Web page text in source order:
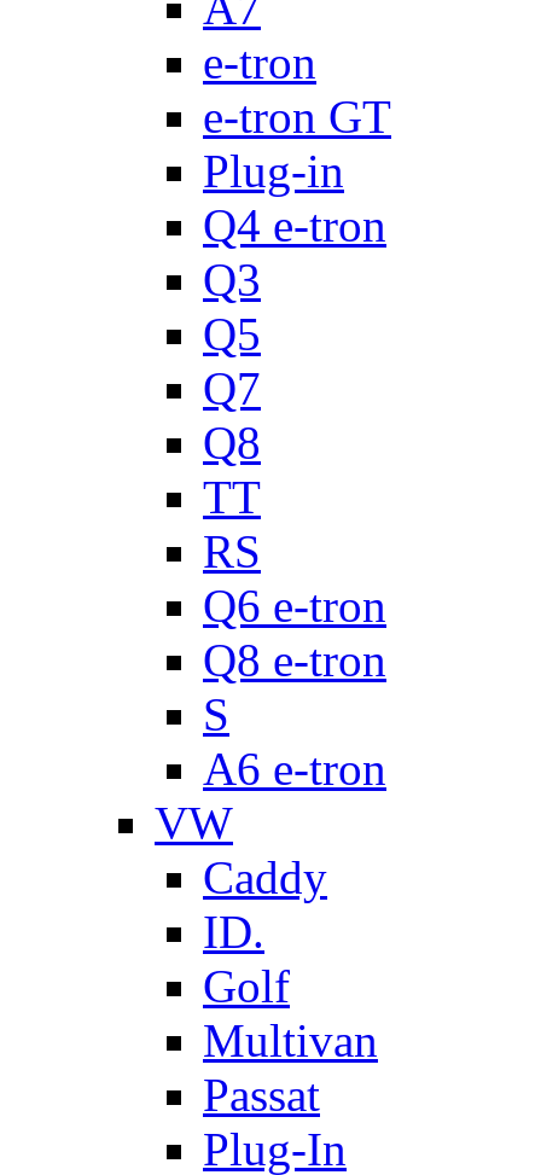
e-tron
e-tron GT
Plug-in
Q4 e-tron
Q3
Q5
Q7
Q8
TT
RS
Q6 e-tron
Q8 e-tron
S
A6 e-tron
VW
Caddy
ID.
Golf
Multivan
Passat
Plug-In